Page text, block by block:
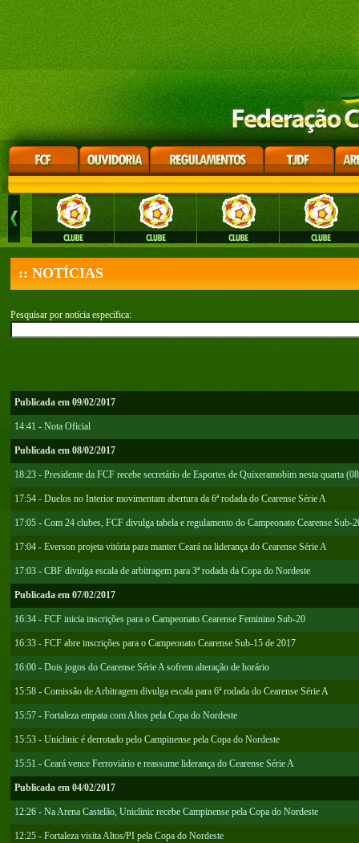
:: NOTÍCIAS
Pesquisar por notícia específica:
Publicada em 09/02/2017
14:41 - Nota Oficial
Publicada em 08/02/2017
18:23 - Presidente da FCF recebe secretário de Esportes de Quixeramobim nesta quarta
17:54 - Duelos no Interior movimentam abertura da 6ª rodada do Cearense Série A
17:05 - Com 24 clubes, FCF divulga tabela e regulamento do Campeonato Cearense Sub-
17:04 - Everson projeta vitória para manter Ceará na liderança do Cearense Série A
17:03 - CBF divulga escala de arbitragem para 3ª rodada da Copa do Nordeste
Publicada em 07/02/2017
16:34 - FCF inicia inscrições para o Campeonato Cearense Feminino Sub-20
16:33 - FCF abre inscrições para o Campeonato Cearense Sub-15 de 2017
16:00 - Dois jogos do Cearense Série A sofrem alteração de horário
15:58 - Comissão de Arbitragem divulga escala para 6ª rodada do Cearense Série A
15:57 - Fortaleza empata com Altos pela Copa do Nordeste
15:53 - Uniclinic é derrotado pelo Campinense pela Copa do Nordeste
15:51 - Ceará vence Ferroviário e reassume liderança do Cearense Série A
Publicada em 04/02/2017
12:26 - Na Arena Castelão, Uniclinic recebe Campinense pela Copa do Nordeste
12:25 - Fortaleza visita Altos/PI pela Copa do Nordeste